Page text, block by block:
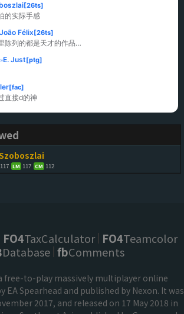
[26ts]
的实际手感
João Félix[26ts]
陈列的都是天才的作品…
»E. Just[ptg]
[fac]
直接d的神
117 LM 117 CM 112
FO4TaxCalculator FO4Teamcolor
Database fbComments
free-to-play massively multiplayer online
EA Spearhead and published by Nexon. It was
2017, and released on 17 May 2018 in